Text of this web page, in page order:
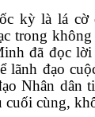
kỳ là lá cờ
trong
đã đọc
lãnh đạo
Nhân dân
cuối cùng,